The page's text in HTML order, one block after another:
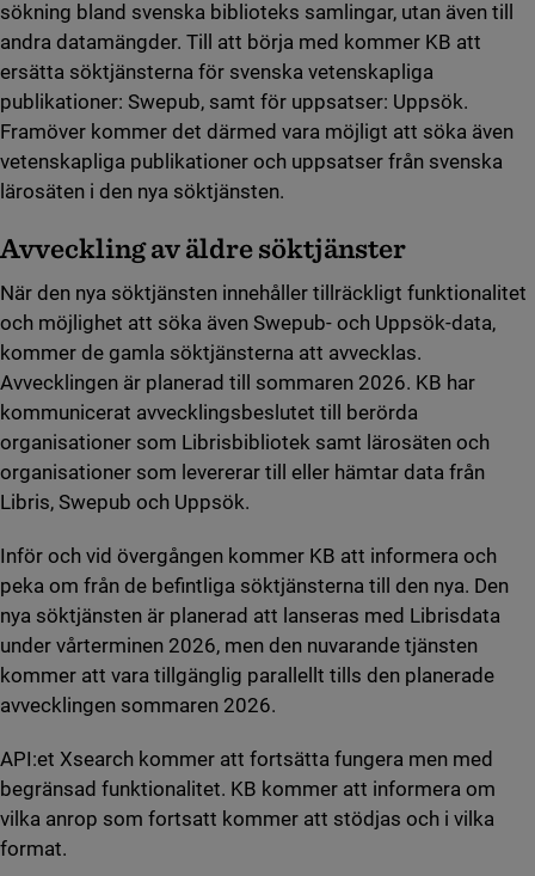
sökning bland svenska biblioteks samlingar, utan även till
andra datamängder. Till att börja med kommer KB att
ersätta söktjänsterna för svenska vetenskapliga
publikationer: Swepub, samt för uppsatser: Uppsök.
Framöver kommer det därmed vara möjligt att söka även
vetenskapliga publikationer och uppsatser från svenska
lärosäten i den nya söktjänsten.
Avveckling av äldre söktjänster
När den nya söktjänsten innehåller tillräckligt funktionalitet
och möjlighet att söka även Swepub- och Uppsök-data,
kommer de gamla söktjänsterna att avvecklas.
Avvecklingen är planerad till sommaren 2026. KB har
kommunicerat avvecklingsbeslutet till berörda
organisationer som Librisbibliotek samt lärosäten och
organisationer som levererar till eller hämtar data från
Libris, Swepub och Uppsök.
Inför och vid övergången kommer KB att informera och
peka om från de befintliga söktjänsterna till den nya. Den
nya söktjänsten är planerad att lanseras med Librisdata
under vårterminen 2026, men den nuvarande tjänsten
kommer att vara tillgänglig parallellt tills den planerade
avvecklingen sommaren 2026.
API:et Xsearch kommer att fortsätta fungera men med
begränsad funktionalitet. KB kommer att informera om
vilka anrop som fortsatt kommer att stödjas och i vilka
format.